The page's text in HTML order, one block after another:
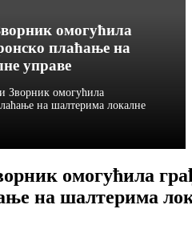
омогућила
плаћање на
управе
омогућила
на шалтерима локалне
омогућила
на шалтерима